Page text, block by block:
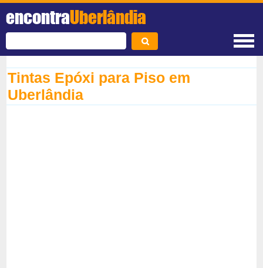
encontraUberlândia
Tintas Epóxi para Piso em
Uberlândia